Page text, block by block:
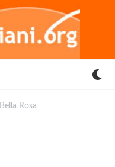
Bella Rosa